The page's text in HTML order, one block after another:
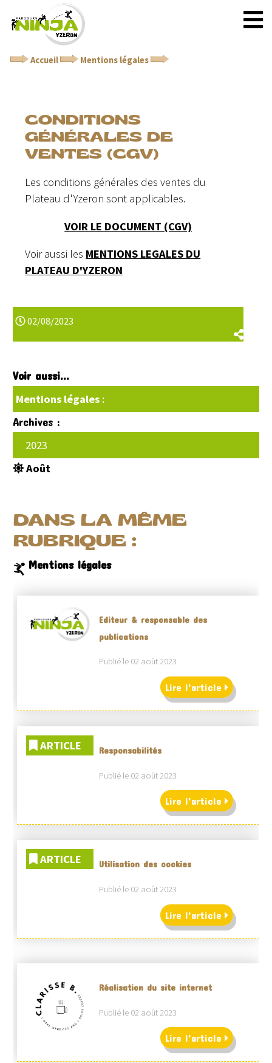
Accueil Mentions légales
CONDITIONS
GÉNÉRALES DE
VENTES (CGV)
Les conditions générales des ventes du
Plateau d'Yzeron sont applicables.
VOIR LE DOCUMENT (CGV)
Voir aussi les MENTIONS LEGALES DU
PLATEAU D'YZERON
02/08/2023
Voir aussi...
Mentions légales :
Archives :
2023
Août
DANS LA MÊME
RUBRIQUE :
Mentions légales
Editeur & responsable des
publications
Publié le 02 août 2023
Lire l'article
ARTICLE Responsabilités
Publié le 02 août 2023
Lire l'article
ARTICLE Utilisation des cookies
Publié le 02 août 2023
Lire l'article
Réalisation du site internet
Publié le 02 août 2023
Lire l'article